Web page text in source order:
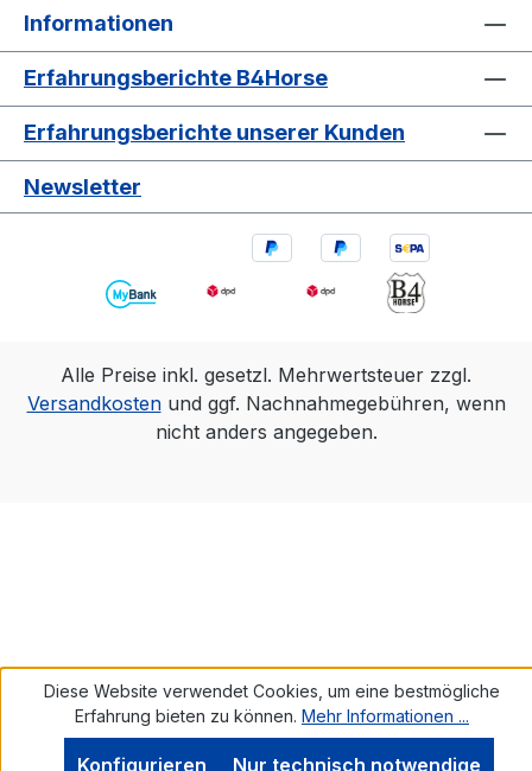
Informationen
Erfahrungsberichte B4Horse
Erfahrungsberichte unserer Kunden
Newsletter
Alle Preise inkl. gesetzl. Mehrwertsteuer zzgl.
Versandkostenund ggf. Nachnahmegebühren, wenn
nicht anders angegeben.
Diese Website verwendet Cookies, um eine bestmögliche
Erfahrung bieten zu können. Mehr Informationen ...
Nur technisch notwendige
Konfigurieren